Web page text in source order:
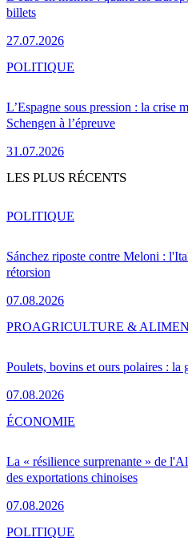
billets
27.07.2026
L’Espagne sous pression : la crise
Schengen à l’épreuve
31.07.2026
POLITIQUE
LES PLUS RÉCENTS
Sánchez riposte contre Meloni :
rétorsion
07.08.2026
POLITIQUE
Poulets, bovins et ours polaires : la
07.08.2026
PROAGRICULTURE &
La « résilience surprenante » de
des exportations chinoises
07.08.2026
ÉCONOMIE
POLITIQUE